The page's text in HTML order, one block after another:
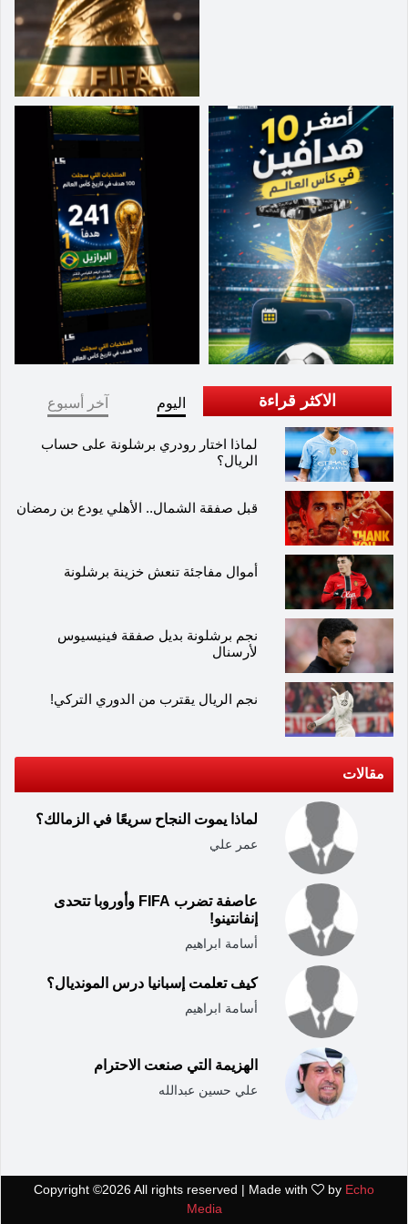
الاكثر قراءة اليوم آخر أسبوع
لماذا اختار رودري برشلونة على حساب
الريال؟
قبل صفقة الشمال.. الأهلي يودع بن رمضان
أموال مفاجئة تنعش خزينة برشلونة
نجم برشلونة بديل صفقة فينيسيوس
لأرسنال
نجم الريال يقترب من الدوري التركي!
مقالات
لماذا يموت النجاح سريعًا في الزمالك؟
عمر علي
عاصفة تضرب FIFA وأوروبا تتحدى
إنفانتينو!
أسامة ابراهيم
كيف تعلمت إسبانيا درس المونديال؟
أسامة ابراهيم
الهزيمة التي صنعت الاحترام
علي حسين عبدالله
Copyright ©2026 All rights reserved | Made with by Echo
Media